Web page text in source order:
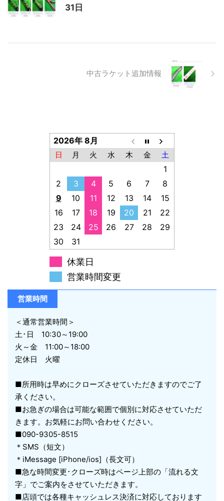
31日
中古ラケット追加情報
2026年 8月
日 月 火 水 木 金 土
1
2
3 4 5 6 7
8
9
10 11 12 13 14
15
16
17 18 19 20 21
22
23
24 25 26 27 28
29
30
31
休業日
営業時間変更
営業時間
＜通常営業時間＞
土･日 10:30～19:00
火～金 11:00～18:00
定休日 火曜
■所用時は早めにクローズさせていただきますのでご了
承ください。
■お急ぎの場合は可能な範囲で個別に対応させていただ
きます。お気軽にお問い合わせください。
■090-9305-8515
＊SMS（短文）
＊iMessage [iPhone/ios]（長文可）
■急な時間変更･クローズ時はページ上部の「流れる文
字」でご案内をさせていただきます。
■店頭では各種キャッシュレス決済に対応しております